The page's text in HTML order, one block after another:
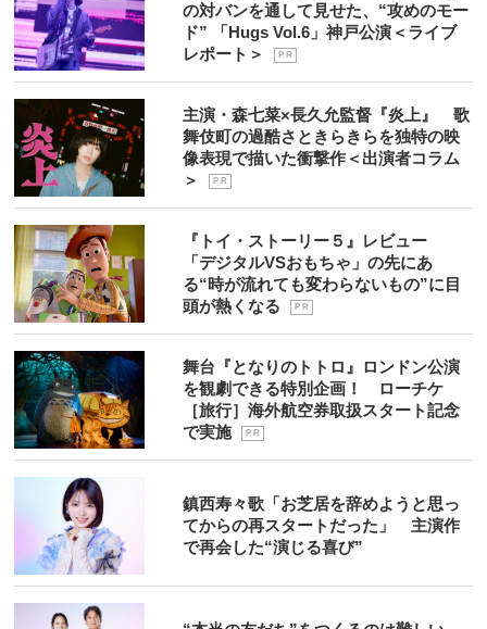
の対バンを通して見せた、“攻めのモー
ド” 「Hugs Vol.6」神戸公演＜ライブ
レポート＞
P R
主演・森七菜×長久允監督『炎上』 歌
舞伎町の過酷さときらきらを独特の映
像表現で描いた衝撃作＜出演者コラム
＞
P R
『トイ・ストーリー５』レビュー
「デジタルVSおもちゃ」の先にあ
る“時が流れても変わらないもの”に目
頭が熱くなる
P R
舞台『となりのトトロ』ロンドン公演
を観劇できる特別企画！ ローチケ
［旅行］海外航空券取扱スタート記念
で実施
P R
鎮西寿々歌「お芝居を辞めようと思っ
てからの再スタートだった」 主演作
で再会した“演じる喜び”